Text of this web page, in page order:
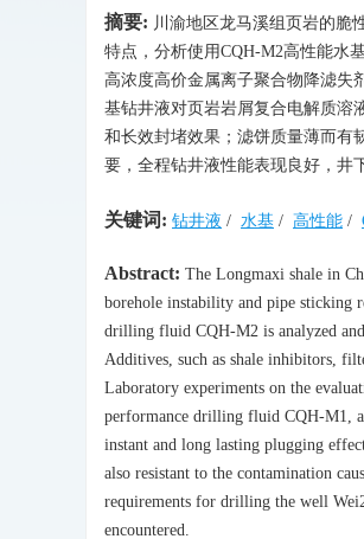
摘要: 川渝地区龙马溪组页岩的脆
特点，分析使用CQH-M2高性能水
高浓度高价金属离子聚合物降滤失
基钻井液对页岩岩屑复合电解质溶
和长效封堵效果；滤饼质量薄而有
要，全程钻井液性能表现良好，井
关键词: 钻井液 / 水基 / 高性能 /
Abstract: The Longmaxi shale in
borehole instability and pipe sticking
drilling fluid CQH-M2 is analyzed and
Additives, such as shale inhibitors,
Laboratory experiments on the
performance drilling fluid CQH-M1,
instant and long lasting plugging
also resistant to the contamination
requirements for drilling the well
encountered.